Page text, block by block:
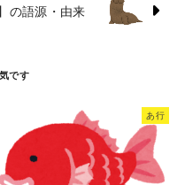
の語源・由来
あ行